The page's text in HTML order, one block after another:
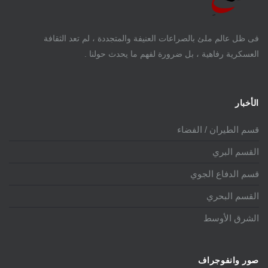
فى ظل عالم ملئ بالصراعات العنيفة والمتجددة ، لم تعد الثقافة
العسكرية رفاهية ، بل ضرورة لفهم ما يحدث حولنا .
الأخبار
قسم الطيران / الفضاء
القسم البري
قسم الدفاع الجوي
القسم البحري
الشرق الأوسط
صور وانفوجراف